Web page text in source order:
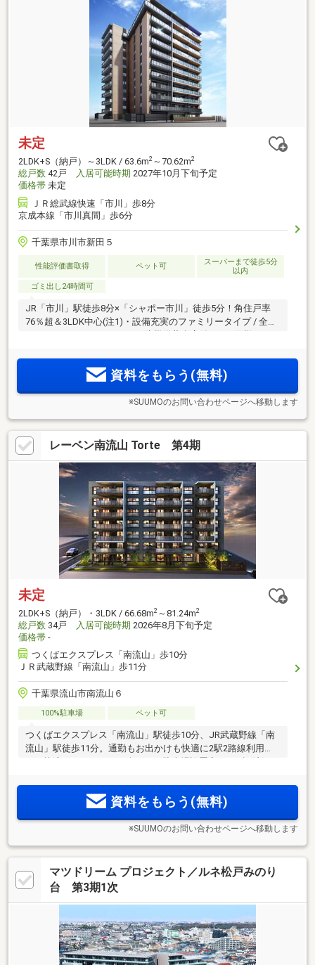
未定
2LDK+S（納戸）～3LDK / 63.6m2 ～70.62m2
総戸数 42戸 入居可能時期 2027年10月下旬予定
価格帯 未定
ＪＲ総武線快速「市川」歩8分
京成本線「市川真間」歩6分
千葉県市川市新田５
性能評価書取得 ペット可
スーパーまで徒歩5分
以内
ゴミ出し24時間可
JR「市川」駅徒歩8分×「シャポー市川」徒歩5分！角住戸率
76％超＆3LDK中心(注1)・設備充実のファミリータイプ / 全戸
ウォークインクローゼット＆防災備蓄倉庫付、ZEH仕様のマン
道」、家族にやさしい利便がそろう街に、スマートな暮らし
が実現するレジデンスが誕生資料をもらう(無料)
※SUUMOのお問い合わせページへ移動します
レーベン南流山 Torte 第4期
未定
2LDK+S（納戸）・3LDK / 66.68m2 ～81.24m2
総戸数 34戸 入居可能時期 2026年8月下旬予定
価格帯 -
つくばエクスプレス「南流山」歩10分
ＪＲ武蔵野線「南流山」歩11分
千葉県流山市南流山６
100%駐車場 ペット可
つくばエクスプレス「南流山」駅徒歩10分、JR武蔵野線「南
流山」駅徒歩11分。通勤もお出かけも快適に2駅2路線利用
されたデザインと住空間。上質を纏うレジデンス「レーベン
資料をもらう(無料)
※SUUMOのお問い合わせページへ移動します
マツドリーム プロジェクト／ルネ松戸みのり
台 第3期1次